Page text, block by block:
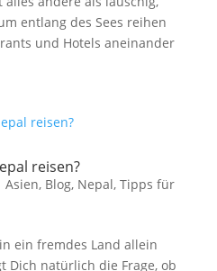
entlang des Sees reihen
und Hotels aneinander
reisen?
Asien, Blog, Nepal, Tipps für
ein fremdes Land allein
Dich natürlich die Frage, ob